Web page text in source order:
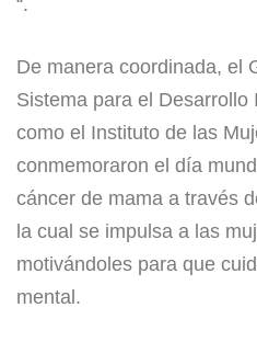
De manera coordinada, el
Sistema para el
como el Instituto de las
conmemoraron el día
cáncer de mama a través
la cual se impulsa a las
motivándoles para que
mental.